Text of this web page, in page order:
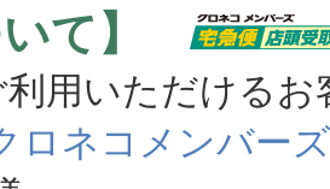
いて】
用いただけるお
ロネコメンバーズ